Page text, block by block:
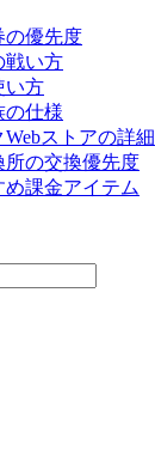
の優先度
戦い方
い方
の仕様
ストアの詳細
所の交換優先度
課金アイテム